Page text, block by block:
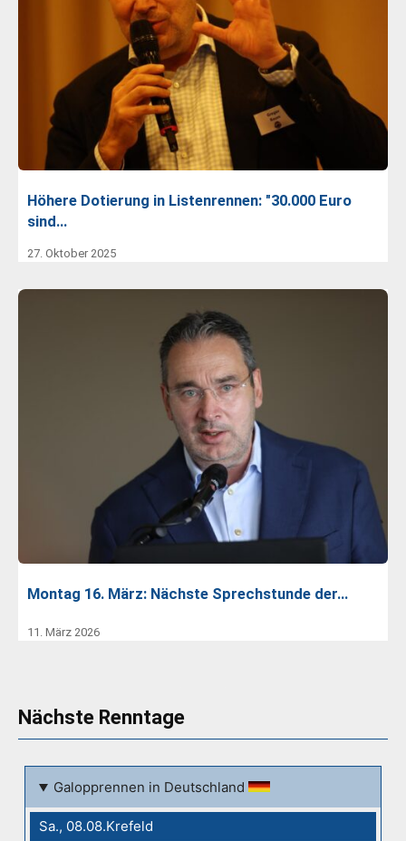
Höhere Dotierung in Listenrennen: "30.000 Euro
sind…
27. Oktober 2025
Montag 16. März: Nächste Sprechstunde der…
11. März 2026
Nächste Renntage
Galopprennen in Deutschland
Sa., 08.08.Krefeld